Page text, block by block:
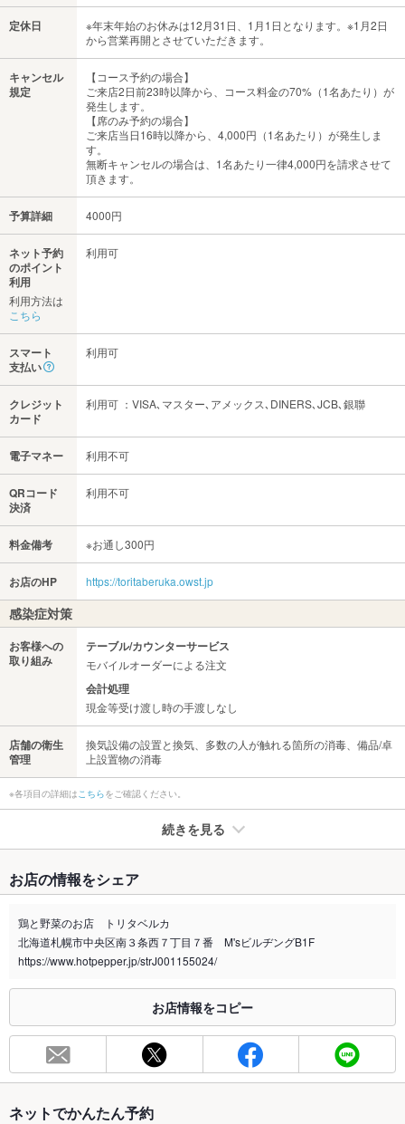
定休日
※年末年始のお休みは12月31日、1月1日となります。※1月2日
から営業再開とさせていただきます。
キャンセル
規定
【コース予約の場合】
ご来店2日前23時以降から、コース料金の70%（1名あたり）が
発生します。
【席のみ予約の場合】
ご来店当日16時以降から、4,000円（1名あたり）が発生しま
す。
無断キャンセルの場合は、1名あたり一律4,000円を請求させて
頂きます。
予算詳細 4000円
ネット予約
のポイント
利用
利用方法は
こちら
利用可
スマート
支払い
利用可
クレジット
カード
利用可 ：VISA､マスター､アメックス､DINERS､JCB､銀聯
電子マネー 利用不可
QRコード
決済
利用不可
料金備考 ※お通し300円
お店のHP https://toritaberuka.owst.jp
感染症対策
お客様への
取り組み
テーブル/カウンターサービス
モバイルオーダーによる注文
会計処理
現金等受け渡し時の手渡しなし
店舗の衛生
管理
換気設備の設置と換気、多数の人が触れる箇所の消毒、備品/卓
上設置物の消毒
※各項目の詳細は こちらをご確認ください。
続きを見る
禁煙・喫煙
全席禁煙
喫煙専用室 なし
合わせください。
お席
29席(テーブル席20席、カウンター9席をご用意しております。)
容人数
お店の情報をシェア
鶏と野菜のお店 トリタベルカ
北海道札幌市中央区南３条西７丁目７番 M'sビルヂングB1F
https://www.hotpepper.jp/strJ001155024/
お店情報をコピー
ネットでかんたん予約